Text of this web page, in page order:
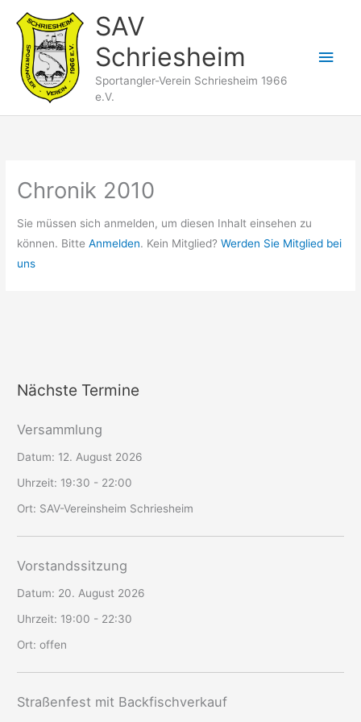
Inhalt
springen
SAV
Schriesheim
Sportangler-Verein Schriesheim 1966
e.V.
Chronik 2010
Sie müssen sich anmelden, um diesen Inhalt einsehen zu
können. BitteAnmelden. Kein Mitglied?Werden Sie Mitglied bei
uns
Nächste Termine
Versammlung
Datum: 12. August 2026
Uhrzeit: 19:30 - 22:00
Ort: SAV-Vereinsheim Schriesheim
Vorstandssitzung
Datum: 20. August 2026
Uhrzeit: 19:00 - 22:30
Ort:offen
Straßenfest mit Backfischverkauf